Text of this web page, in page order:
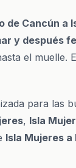
de Cancún
y después
el muelle.
para las
, Isla
Isla Mujeres a